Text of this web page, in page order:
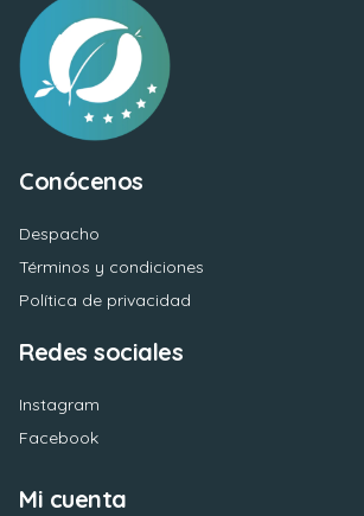
Conócenos
Despacho
Términos y condiciones
Política de privacidad
Redes sociales
Instagram
Facebook
Mi cuenta